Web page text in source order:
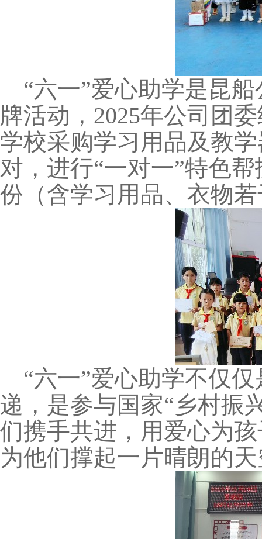
“六一”爱心助学是昆
牌活动， 2025年公司团
学校采购学习用品及教
对，进行“一对一”特色
份（含学习用品、衣物
“六一”爱心助学不仅
递，是参与国家“乡村振
们携手共进，用爱心为
为他们撑起一片晴朗的